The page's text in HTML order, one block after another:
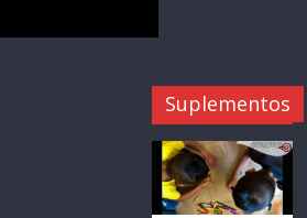
Suplementos